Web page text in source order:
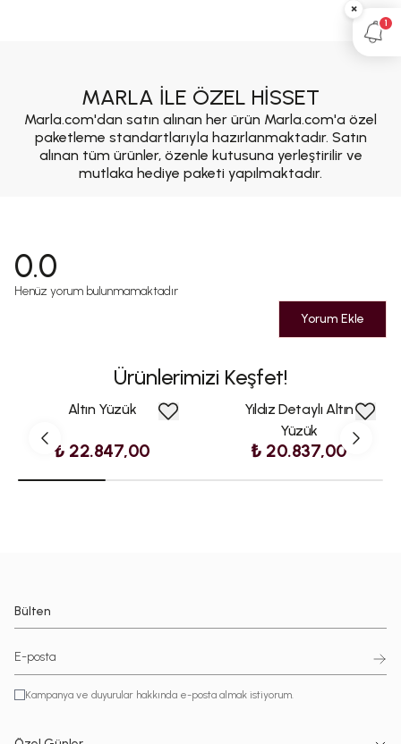
MARLA İLE ÖZEL HİSSET
Marla.com'dan satın alınan her ürün Marla.com'a özel
paketleme standartlarıyla hazırlanmaktadır. Satın
alınan tüm ürünler, özenle kutusuna yerleştirilir ve
mutlaka hediye paketi yapılmaktadır.
0.0
Henüz yorum bulunmamaktadır
Yorum Ekle
Ürünlerimizi Keşfet!
Altın Yüzük
₺ 22.847,00
Yıldız Detaylı Altın
Yüzük
₺ 20.837,00
Bülten
Kampanya ve duyurular hakkında e-posta almak istiyorum.
×
1